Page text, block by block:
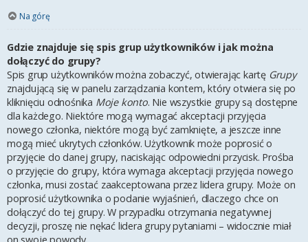
Na górę
Gdzie znajduje się spis grup użytkowników i jak można
dołączyć do grupy?
Spis grup użytkowników można zobaczyć, otwierając kartę Grupy
znajdującą się w panelu zarządzania kontem, który otwiera się po
kliknięciu odnośnika Moje konto. Nie wszystkie grupy są dostępne
dla każdego. Niektóre mogą wymagać akceptacji przyjęcia
nowego członka, niektóre mogą być zamknięte, a jeszcze inne
mogą mieć ukrytych członków. Użytkownik może poprosić o
przyjęcie do danej grupy, naciskając odpowiedni przycisk. Prośba
o przyjęcie do grupy, która wymaga akceptacji przyjęcia nowego
członka, musi zostać zaakceptowana przez lidera grupy. Może on
poprosić użytkownika o podanie wyjaśnień, dlaczego chce on
dołączyć do tej grupy. W przypadku otrzymania negatywnej
decyzji, proszę nie nękać lidera grupy pytaniami – widocznie miał
on swoje powody.